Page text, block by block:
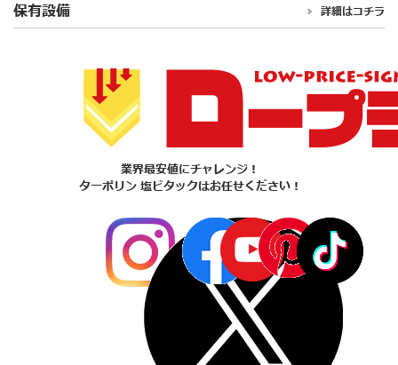
保有設備 詳細はコチラ
業界最安値にチャレンジ！
ターポリン 塩ビタックはお任せください！